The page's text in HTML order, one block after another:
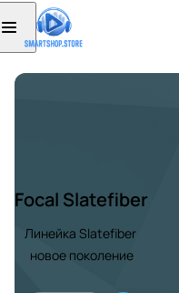
Focal Slatefiber
Линейка Slatefiber
новое поколение